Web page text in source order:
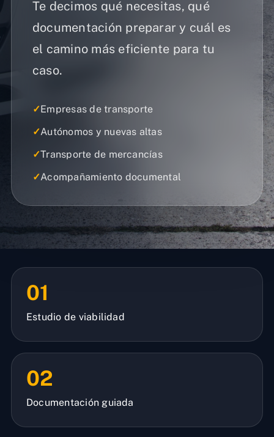
Te decimos qué necesitas, qué
documentación preparar y cuál es
el camino más eficiente para tu
caso.
✓Empresas de transporte
✓Autónomos y nuevas altas
✓Transporte de mercancías
✓Acompañamiento documental
01
Estudio de viabilidad
02
Documentación guiada